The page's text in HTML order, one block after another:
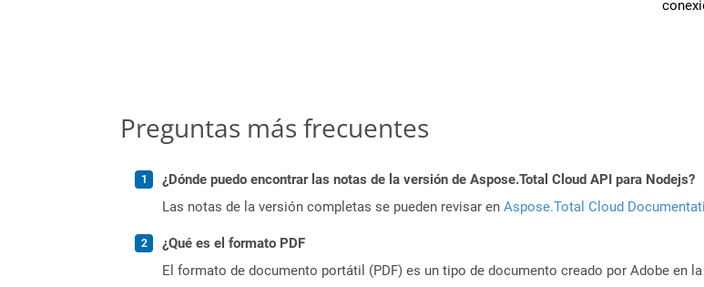
Preguntas más frecuentes
¿Dónde puedo encontrar las notas de la versión de Aspose.Total Cloud API para Nodejs?
Las notas de la versión completas se pueden revisar en Aspose.Total Cloud
¿Qué es el formato PDF
El formato de documento portátil (PDF) es un tipo de documento creado por Adobe en